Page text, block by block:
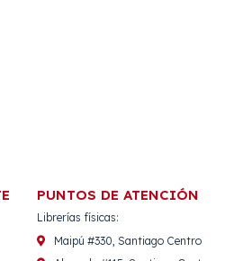
PUNTOS DE ATENCIÓN
Librerías físicas:
Maipú #330, Santiago Centro